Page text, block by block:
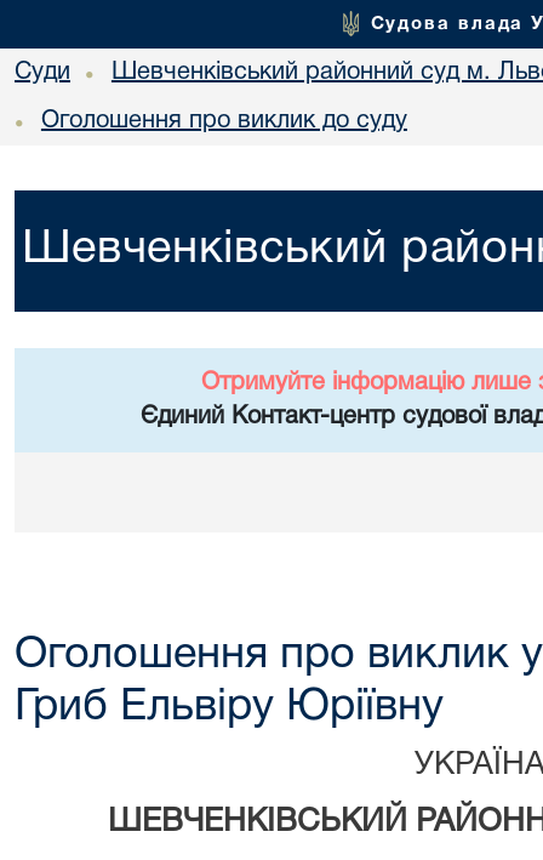
Судова влада
Суди • Шевченківський районний суд м.
• Оголошення про виклик до суду
Шевченківський
Отримуйте інформацію лише
Єдиний Контакт-центр судової
Оголошення про виклик у
Гриб Ельвіру Юріївну
ШЕВЧЕНКІВСЬКИЙ